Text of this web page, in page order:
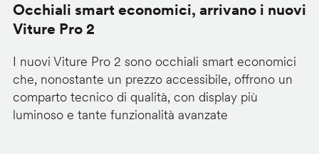
Occhiali smart economici, arrivano i nuovi
Viture Pro 2
I nuovi Viture Pro 2 sono occhiali smart economici
che, nonostante un prezzo accessibile, offrono un
comparto tecnico di qualità, con display più
luminoso e tante funzionalità avanzate